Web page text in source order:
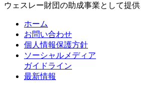
ウェスレー財団の助成事業として提
ホーム
お問い合わせ
個人情報保護方針
ソーシャルメディア
ガイドライン
最新情報